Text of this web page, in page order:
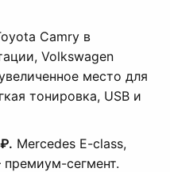
Camry в
Volkswagen
место для
тонировка, USB и
Mercedes E-class,
сегмент.